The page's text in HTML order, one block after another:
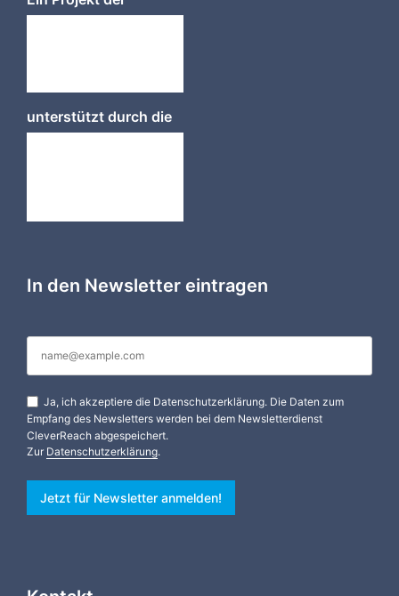
unterstützt durch die
In den Newsletter eintragen
Ja, ich akzeptiere die Datenschutzerklärung. Die Daten zum
Empfang des Newsletters werden bei dem Newsletterdienst
CleverReach abgespeichert.
Zur Datenschutzerklärung.
Jetzt für Newsletter anmelden!